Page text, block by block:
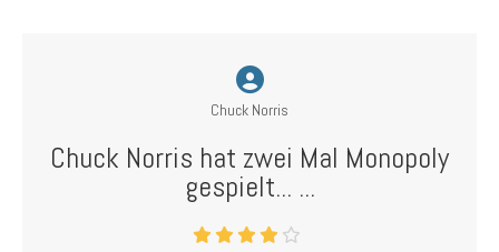
Chuck Norris
Chuck Norris hat zwei Mal Monopoly
gespielt... ...